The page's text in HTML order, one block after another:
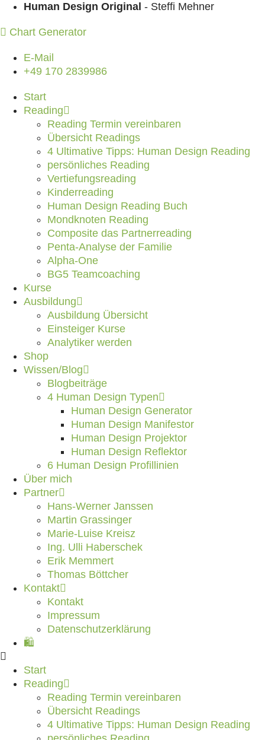
Human Design Original - Steffi Mehner
Chart Generator
E-Mail
+49 170 2839986
Start
Reading
Reading Termin vereinbaren
Übersicht Readings
4 Ultimative Tipps: Human Design Reading
persönliches Reading
Vertiefungsreading
Kinderreading
Human Design Reading Buch
Mondknoten Reading
Composite das Partnerreading
Penta-Analyse der Familie
Alpha-One
BG5 Teamcoaching
Kurse
Ausbildung
Ausbildung Übersicht
Einsteiger Kurse
Analytiker werden
Shop
Wissen/Blog
Blogbeiträge
4 Human Design Typen
Human Design Generator
Human Design Manifestor
Human Design Projektor
Human Design Reflektor
6 Human Design Profillinien
Über mich
Partner
Hans-Werner Janssen
Martin Grassinger
Marie-Luise Kreisz
Ing. Ulli Haberschek
Erik Memmert
Thomas Böttcher
Kontakt
Kontakt
Impressum
Datenschutzerklärung
🛍️
Start
Reading
Reading Termin vereinbaren
Übersicht Readings
4 Ultimative Tipps: Human Design Reading